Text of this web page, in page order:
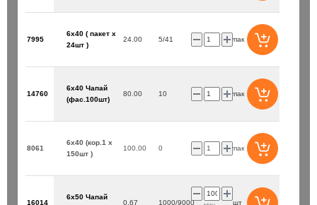
7995
6х40 ( пакет х
24шт )
24.00 5/41 упак
14760
6х40 Чапай
(фас.100шт)
80.00 10 упак
8061
6х40 (кор.1 х
150шт )
100.00 0 упак
16014
6х50 Чапай
0.67 1000/9000 шт